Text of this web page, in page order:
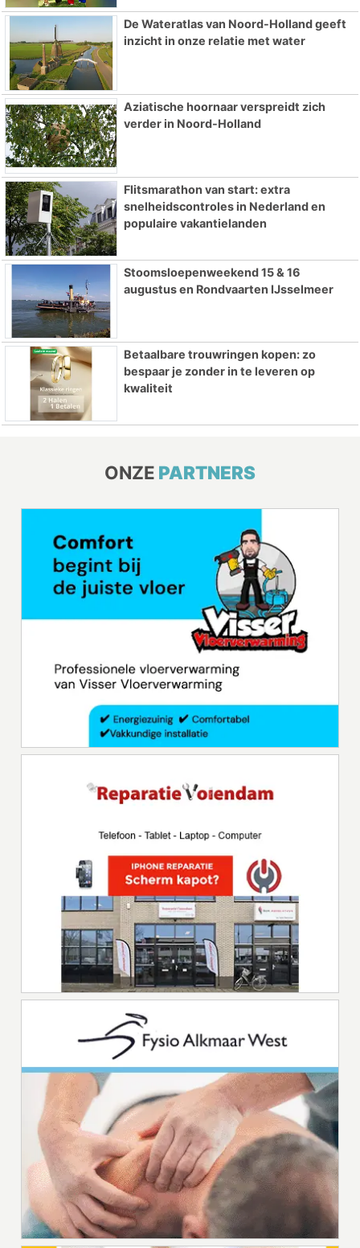
De Wateratlas van Noord-Holland geeft
inzicht in onze relatie met water
Aziatische hoornaar verspreidt zich
verder in Noord-Holland
Flitsmarathon van start: extra
snelheidscontroles in Nederland en
populaire vakantielanden
Stoomsloepenweekend 15 & 16
augustus en Rondvaarten IJsselmeer
Betaalbare trouwringen kopen: zo
bespaar je zonder in te leveren op
kwaliteit
ONZE PARTNERS